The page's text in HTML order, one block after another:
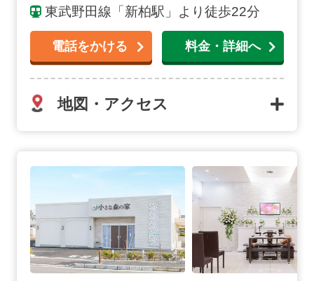
東武野田線「新柏駅」より徒歩22分
電話をかける 料金・詳細へ
地図・アクセス